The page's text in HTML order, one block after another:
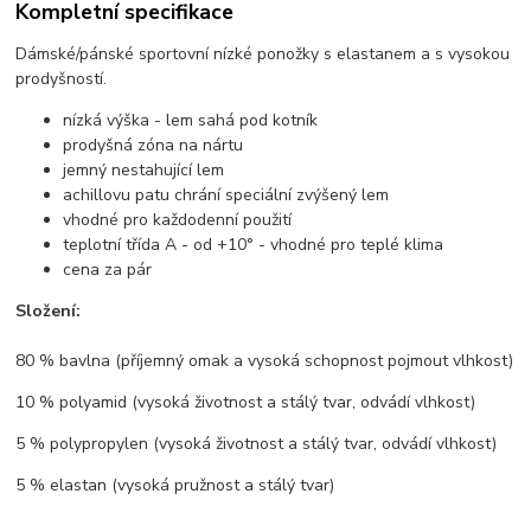
Kompletní specifikace
Dámské/pánské sportovní nízké ponožky s elastanem a s vysokou
prodyšností.
nízká výška - lem sahá pod kotník
prodyšná zóna na nártu
jemný nestahující lem
achillovu patu chrání speciální zvýšený lem
vhodné pro každodenní použití
teplotní třída A - od +10° - vhodné pro teplé klima
cena za pár
Složení:
80 % bavlna (příjemný omak a vysoká schopnost pojmout vlhkost)
10 % polyamid (vysoká životnost a stálý tvar, odvádí vlhkost)
5 % polypropylen (vysoká životnost a stálý tvar, odvádí vlhkost)
5 % elastan (vysoká pružnost a stálý tvar)